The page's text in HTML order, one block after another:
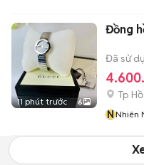
11 phút trước 6
Đồng
Đã sử
Tp
NNhiên